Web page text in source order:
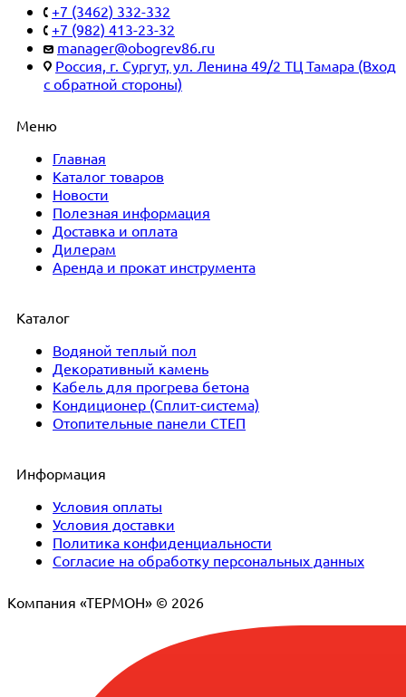
+7 (3462) 332-332
+7 (982) 413-23-32
manager@obogrev86.ru
Россия, г. Сургут, ул. Ленина 49/2 ТЦ Тамара (Вход
с обратной стороны)
Меню
Главная
Каталог товаров
Новости
Полезная информация
Доставка и оплата
Дилерам
Аренда и прокат инструмента
Каталог
Водяной теплый пол
Декоративный камень
Кабель для прогрева бетона
Кондиционер (Сплит-система)
Отопительные панели СТЕП
Информация
Условия оплаты
Условия доставки
Политика конфиденциальности
Согласие на обработку персональных данных
Компания «ТЕРМОН» © 2026